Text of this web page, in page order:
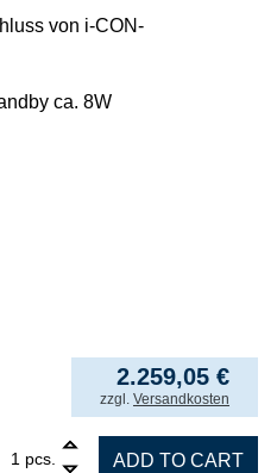
von i-CON-
ca. 8W
2.259,05 €
incl. VAT
zzgl. Versandkosten
pcs.
filter unit EASY ARM 2, set with 2x
ADD TO CART